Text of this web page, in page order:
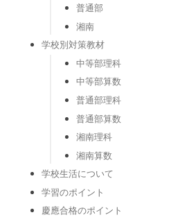
普通部
湘南
学校別対策教材
中等部理科
中等部算数
普通部理科
普通部算数
湘南理科
湘南算数
学校生活について
学習のポイント
慶應合格のポイント